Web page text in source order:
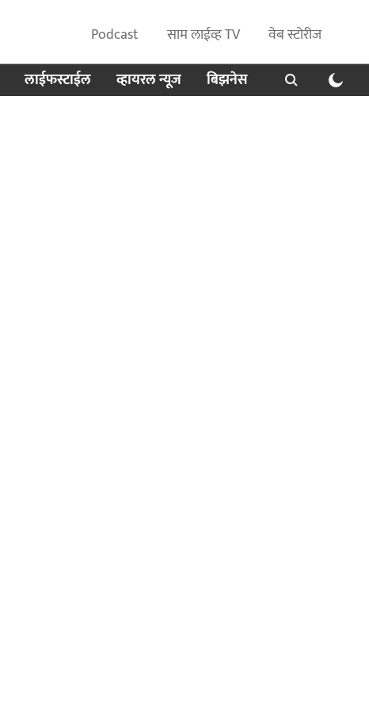
Podcast साम लाईव्ह TV
वेब स्टोरीज
लाईफस्टाईल व्हायरल न्यूज बिझनेस